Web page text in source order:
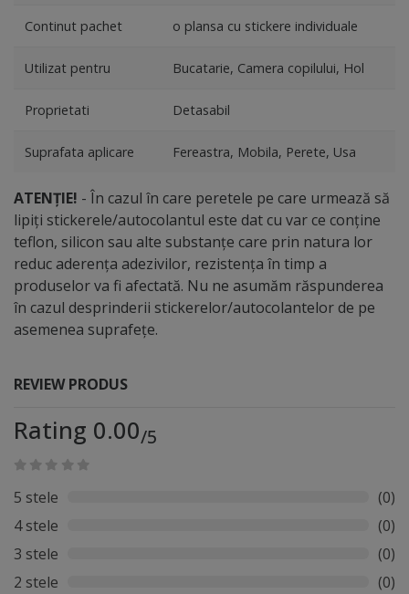
Continut pachet o plansa cu stickere individuale
Utilizat pentru Bucatarie, Camera copilului, Hol
Proprietati Detasabil
Suprafata aplicare Fereastra, Mobila, Perete, Usa
ATENȚIE! - În cazul în care peretele pe care urmează să
lipiți stickerele/autocolantul este dat cu var ce conține
teflon, silicon sau alte substanțe care prin natura lor
reduc aderența adezivilor, rezistența în timp a
produselor va fi afectată. Nu ne asumăm răspunderea
în cazul desprinderii stickerelor/autocolantelor de pe
asemenea suprafețe.
REVIEW PRODUS
Rating 0.00/5
5 stele
(0)
4 stele
(0)
3 stele
(0)
2 stele
(0)